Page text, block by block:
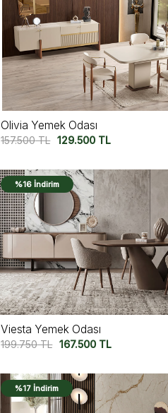
Olivia Yemek Odası
157.500TL 129.500 TL
%16 İndirim
Viesta Yemek Odası
199.750TL 167.500 TL
%17 İndirim